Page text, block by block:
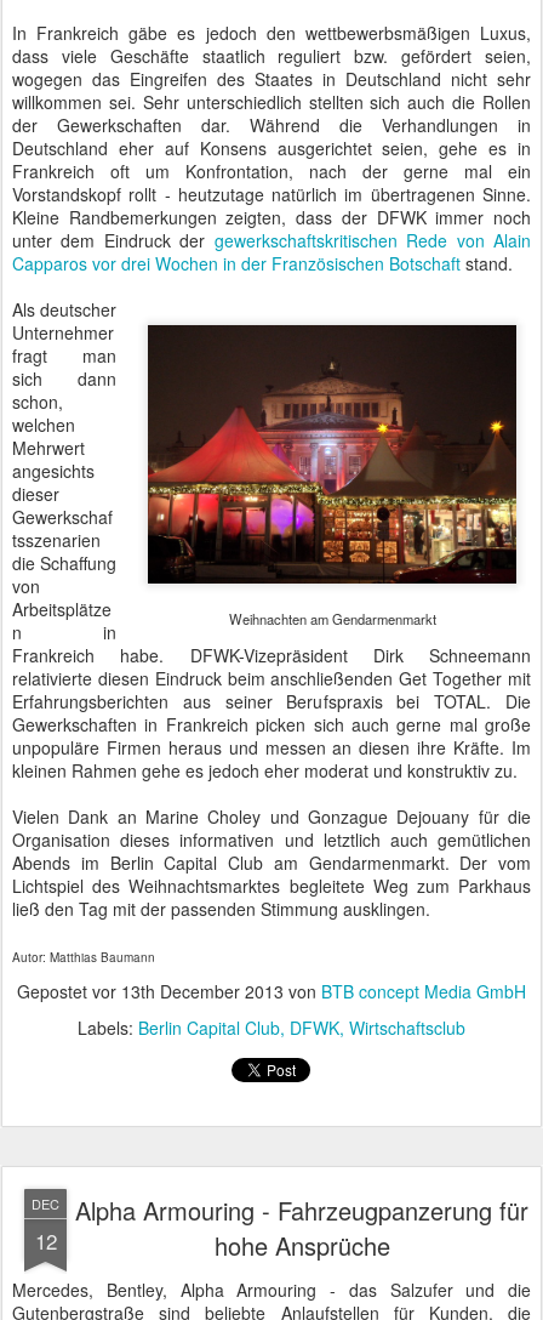
In Frankreich gäbe es jedoch den wettbewerbsmäßigen Luxus,
dass viele Geschäfte staatlich reguliert bzw. gefördert seien,
wogegen das Eingreifen des Staates in Deutschland nicht sehr
willkommen sei. Sehr unterschiedlich stellten sich auch die Rollen
der Gewerkschaften dar. Während die Verhandlungen in
Deutschland eher auf Konsens ausgerichtet seien, gehe es in
Frankreich oft um Konfrontation, nach der gerne mal ein
Vorstandskopf rollt - heutzutage natürlich im übertragenen Sinne.
Kleine Randbemerkungen zeigten, dass der DFWK immer noch
unter dem Eindruck der gewerkschaftskritischen Rede von Alain
Capparos vor drei Wochen in der Französischen Botschaft stand.
Weihnachten am Gendarmenmarkt
Als deutscher
Unternehmer
fragt man
sich dann
schon,
welchen
Mehrwert
angesichts
dieser
Gewerkschaf
tsszenarien
die Schaffung
von
Arbeitsplätze
n in
Frankreich habe. DFWK-Vizepräsident Dirk Schneemann
relativierte diesen Eindruck beim anschließenden Get Together mit
Erfahrungsberichten aus seiner Berufspraxis bei TOTAL. Die
Gewerkschaften in Frankreich picken sich auch gerne mal große
unpopuläre Firmen heraus und messen an diesen ihre Kräfte. Im
kleinen Rahmen gehe es jedoch eher moderat und konstruktiv zu.
Vielen Dank an Marine Choley und Gonzague Dejouany für die
Organisation dieses informativen und letztlich auch gemütlichen
Abends im Berlin Capital Club am Gendarmenmarkt. Der vom
Lichtspiel des Weihnachtsmarktes begleitete Weg zum Parkhaus
ließ den Tag mit der passenden Stimmung ausklingen.
Autor: Matthias Baumann
Gepostet vor 13th December 2013 von BTB concept Media GmbH
Labels: Berlin Capital Club DFWK Wirtschaftsclub
DEC
12
Alpha Armouring - Fahrzeugpanzerung für
hohe Ansprüche
Mercedes, Bentley, Alpha Armouring - das Salzufer und die
Gutenbergstraße sind beliebte Anlaufstellen für Kunden, die